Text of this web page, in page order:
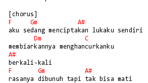
F
Gm
A#
aku sedang menciptakan lukaku sendiri
Dm
C
A#
F
Gm
A#
rasanya dibunuh tapi tak bisa mati